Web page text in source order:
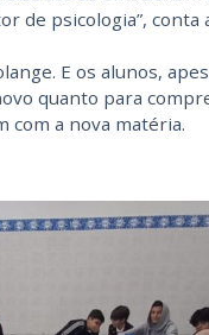
de psicologia”, conta
E os alunos,
quanto para
a nova matéria.